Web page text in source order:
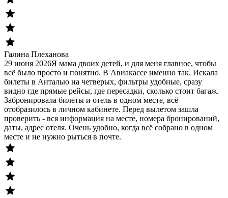
Галина Плеханова
29 июня 2026Я мама двоих детей, и для меня главное, чтобы
всё было просто и понятно. В Авиакассе именно так. Искала
билеты в Анталью на четверых, фильтры удобные, сразу
видно где прямые рейсы, где пересадки, сколько стоит багаж.
Забронировала билеты и отель в одном месте, всё
отобразилось в личном кабинете. Перед вылетом зашла
проверить - вся информация на месте, номера бронирований,
даты, адрес отеля. Очень удобно, когда всё собрано в одном
месте и не нужно рыться в почте.